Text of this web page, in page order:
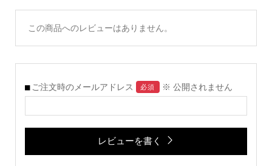
この商品へのレビューはありません。
ご注文時のメールアドレス 必須 ※ 公開されません
レビューを書く